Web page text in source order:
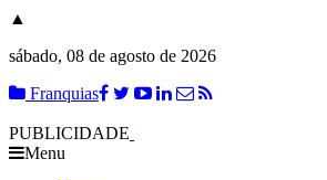
▲
sábado, 08 de agosto de 2026
Franquias
PUBLICIDADE
Menu